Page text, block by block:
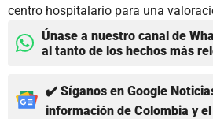
centro hospitalario para una
Únase a nuestro canal de
al tanto de los hechos más
✔️ Síganos en Google
información de Colombia y